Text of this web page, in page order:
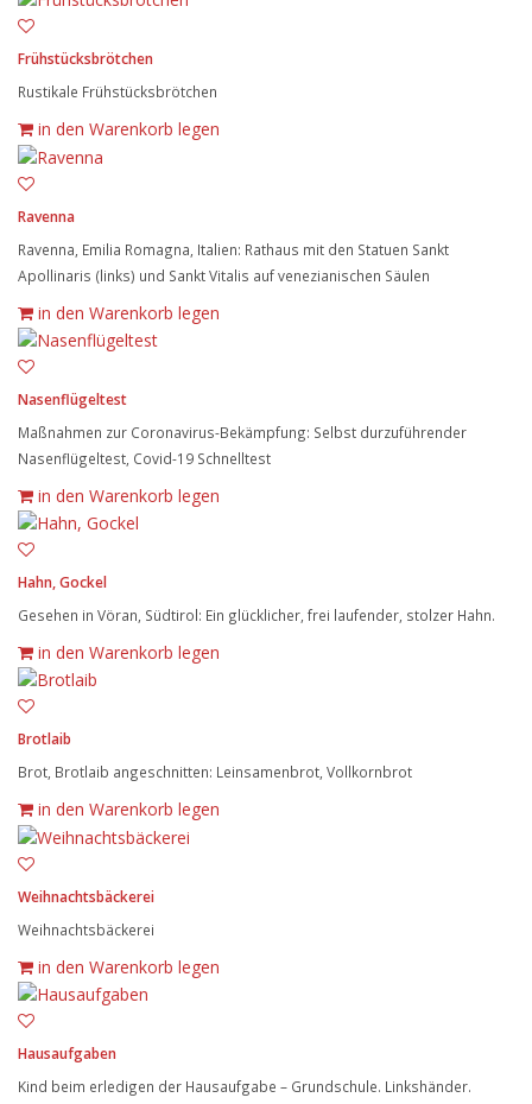
Frühstücksbrötchen
Rustikale Frühstücksbrötchen
in den Warenkorb legen
Ravenna
Ravenna, Emilia Romagna, Italien: Rathaus mit den Statuen Sankt
Apollinaris (links) und Sankt Vitalis auf venezianischen Säulen
in den Warenkorb legen
Nasenflügeltest
Maßnahmen zur Coronavirus-Bekämpfung: Selbst durzuführender
Nasenflügeltest, Covid-19 Schnelltest
in den Warenkorb legen
Hahn, Gockel
Gesehen in Vöran, Südtirol: Ein glücklicher, frei laufender, stolzer Hahn.
in den Warenkorb legen
Brotlaib
Brot, Brotlaib angeschnitten: Leinsamenbrot, Vollkornbrot
in den Warenkorb legen
Weihnachtsbäckerei
Weihnachtsbäckerei
in den Warenkorb legen
Hausaufgaben
Kind beim erledigen der Hausaufgabe – Grundschule. Linkshänder.